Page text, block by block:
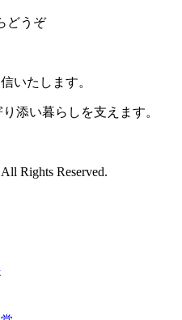
どうぞ
いたします。
添い暮らしを支えます。
Rights Reserved.